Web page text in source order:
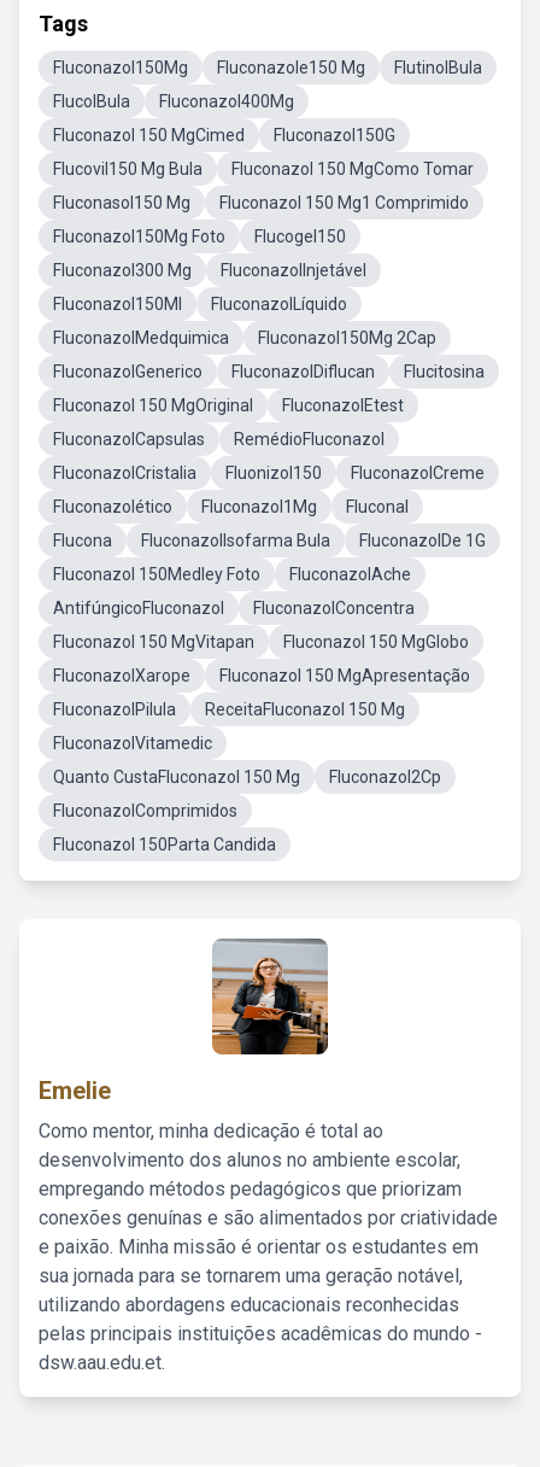
Tags
Fluconazol150Mg Fluconazole150 Mg
FlutinolBula
FlucolBula
Fluconazol400Mg
Fluconazol 150 MgCimed
Fluconazol150G
Flucovil150 Mg Bula
Fluconazol 150 MgComo Tomar
Fluconasol150 Mg
Fluconazol 150 Mg1 Comprimido
Fluconazol150Mg Foto
Flucogel150
Fluconazol300 Mg
FluconazolInjetável
Fluconazol150Ml
FluconazolLíquido
FluconazolMedquimica
Fluconazol150Mg 2Cap
FluconazolGenerico
FluconazolDiflucan
Flucitosina
Fluconazol 150 MgOriginal
FluconazolEtest
FluconazolCapsulas
RemédioFluconazol
FluconazolCristalia
Fluonizol150
FluconazolCreme
Fluconazolético
Fluconazol1Mg
Fluconal
Flucona
FluconazolIsofarma Bula
FluconazolDe 1G
Fluconazol 150Medley Foto
FluconazolAche
AntifúngicoFluconazol
FluconazolConcentra
Fluconazol 150 MgVitapan
Fluconazol 150 MgGlobo
FluconazolXarope
Fluconazol 150 MgApresentação
FluconazolPilula
ReceitaFluconazol 150 Mg
FluconazolVitamedic
Quanto CustaFluconazol 150 Mg
Fluconazol2Cp
FluconazolComprimidos
Fluconazol 150Parta Candida
Emelie
Como mentor, minha dedicação é total ao
desenvolvimento dos alunos no ambiente escolar,
empregando métodos pedagógicos que priorizam
conexões genuínas e são alimentados por criatividade
e paixão. Minha missão é orientar os estudantes em
sua jornada para se tornarem uma geração notável,
utilizando abordagens educacionais reconhecidas
pelas principais instituições acadêmicas do mundo -
dsw.aau.edu.et.